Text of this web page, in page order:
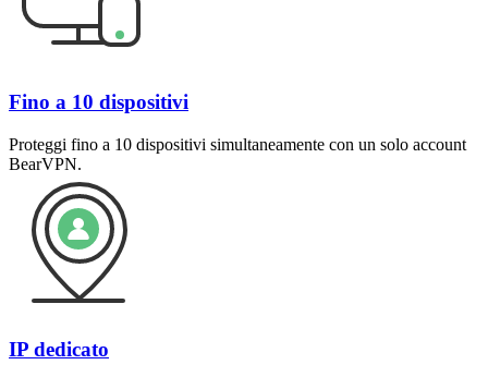
Fino a 10 dispositivi
Proteggi fino a 10 dispositivi simultaneamente con un solo account
BearVPN.
IP dedicato